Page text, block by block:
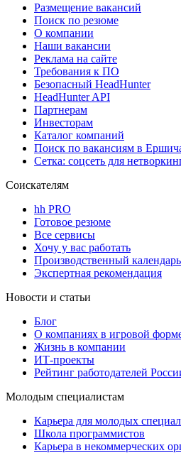
Размещение вакансий
Поиск по резюме
О компании
Наши вакансии
Реклама на сайте
Требования к ПО
Безопасный HeadHunter
HeadHunter API
Партнерам
Инвесторам
Каталог компаний
Поиск по вакансиям в
Сетка: соцсеть для
Соискателям
hh PRO
Готовое резюме
Все сервисы
Хочу у вас работать
Производственный календарь
Экспертная рекомендация
Новости и статьи
Блог
О компаниях в игровой
Жизнь в компании
ИТ-проекты
Рейтинг работодателей
Молодым специалистам
Карьера для молодых
Школа программистов
Карьера в некоммерческих